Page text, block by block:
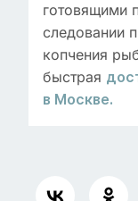
готовящими
следовании
копчения
быстрая
в Москве.